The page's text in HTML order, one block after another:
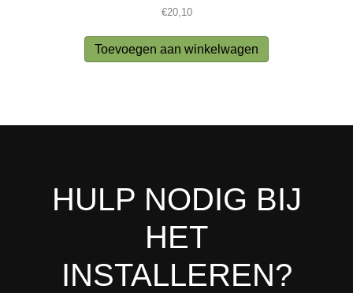
€20,10
Toevoegen aan winkelwagen
HULP NODIG BIJ
HET
INSTALLEREN?